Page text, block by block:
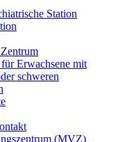
Station
Erwachsene mit
schweren
(MVZ)